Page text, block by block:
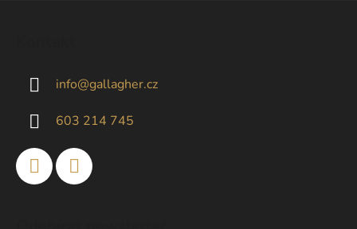
info@gallagher.cz
603 214 745